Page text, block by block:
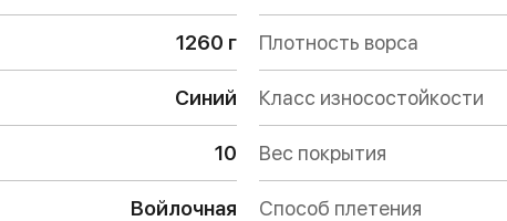
1260 г Плотность ворса
Синий Класс износостойкости
10 Вес покрытия
Войлочная Способ плетения